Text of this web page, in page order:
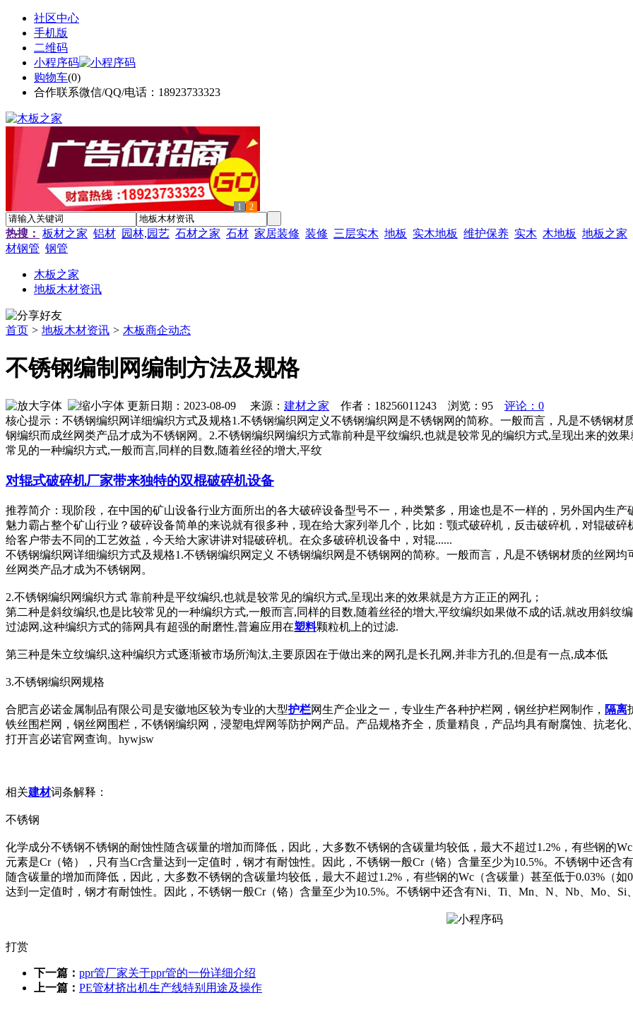
社区中心
手机版
二维码
小程序码
购物车(0)
合作联系微信/QQ/电话：18923733323
1 2
热搜： 板材之家 铝材 园林,园艺 石材之家 石材 家居装修 装修 三层实木 地板 实木地板 维护保养 实木 木地板 地板之家
材钢管 钢管
木板之家
地板木材资讯
首页 > 地板木材资讯 > 木板商企动态
不锈钢编制网编制方法及规格
更新日期：2023-08-09 来源： 建材之家 作者：18256011243 浏览： 95
评论：0
核心提示：不锈钢编织网详细编织方式及规格1.不锈钢编织网定义不锈钢编织网是不锈钢网的简称。一般而言，凡是不锈钢
钢编织而成丝网类产品才成为不锈钢网。2.不锈钢编织网编织方式靠前种是平纹编织,也就是较常见的编织方式,呈现
常见的一种编织方式,一般而言,同样的目数,随着丝径的增大,平纹
对辊式破碎机厂家带来独特的双棍破碎机设备
推荐简介：现阶段，在中国的矿山设备行业方面所出的各大破碎设备型号不一，种类繁多，用途也是不一样的，另外国内生
魅力霸占整个矿山行业？破碎设备简单的来说就有很多种，现在给大家列举几个，比如：颚式破碎机，反击破碎机，对辊破
给客户带去不同的工艺效益，今天给大家讲讲对辊破碎机。在众多破碎机设备中，对辊......
不锈钢编织网详细编织方式及规格1.不锈钢编织网定义 不锈钢编织网是不锈钢网的简称。一般而言，凡是不锈钢材质的丝网
丝网类产品才成为不锈钢网。
2.不锈钢编织网编织方式 靠前种是平纹编织,也就是较常见的编织方式,呈现出来的效果就是方方正正的网孔；
第二种是斜纹编织,也是比较常见的一种编织方式,一般而言,同样的目数,随着丝径的增大,平纹编织如果做不成的话,就改用斜纹
过滤网,这种编织方式的筛网具有超强的耐磨性,普遍应用在塑料颗粒机上的过滤.
第三种是朱立纹编织,这种编织方式逐渐被市场所淘汰,主要原因在于做出来的网孔是长孔网,并非方孔的,但是有一点,成本低
3.不锈钢编织网规格
合肥言必诺金属制品有限公司是安徽地区较为专业的大型护栏网生产企业之一，专业生产各种护栏网，钢丝护栏网制作， 隔离
铁丝围栏网，钢丝网围栏，不锈钢编织网，浸塑电焊网等防护网产品。产品规格齐全，质量精良，产品均具有耐腐蚀、抗老
打开言必诺官网查询。hywjsw
相关建材词条解释：
不锈钢
化学成分不锈钢不锈钢的耐蚀性随含碳量的增加而降低，因此，大多数不锈钢的含碳量均较低，最大不超过1.2%，有些钢的
元素是Cr（铬），只有当Cr含量达到一定值时，钢才有耐蚀性。因此，不锈钢一般Cr（铬）含量至少为10.5%。不锈钢中还含
随含碳量的增加而降低，因此，大多数不锈钢的含碳量均较低，最大不超过1.2%，有些钢的Wc（含碳量）甚至低于0.03%（
达到一定值时，钢才有耐蚀性。因此，不锈钢一般Cr（铬）含量至少为10.5%。不锈钢中还含有Ni、Ti、Mn、N、Nb、Mo、Si
打赏
下一篇： ppr管厂家关于ppr管的一份详细介绍
上一篇： PE管材挤出机生产线特别用途及操作